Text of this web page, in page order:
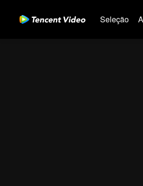
Seleção